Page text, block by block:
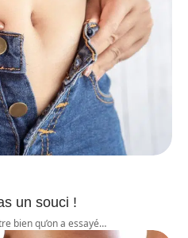
un souci !
bien qu’on a essayé…